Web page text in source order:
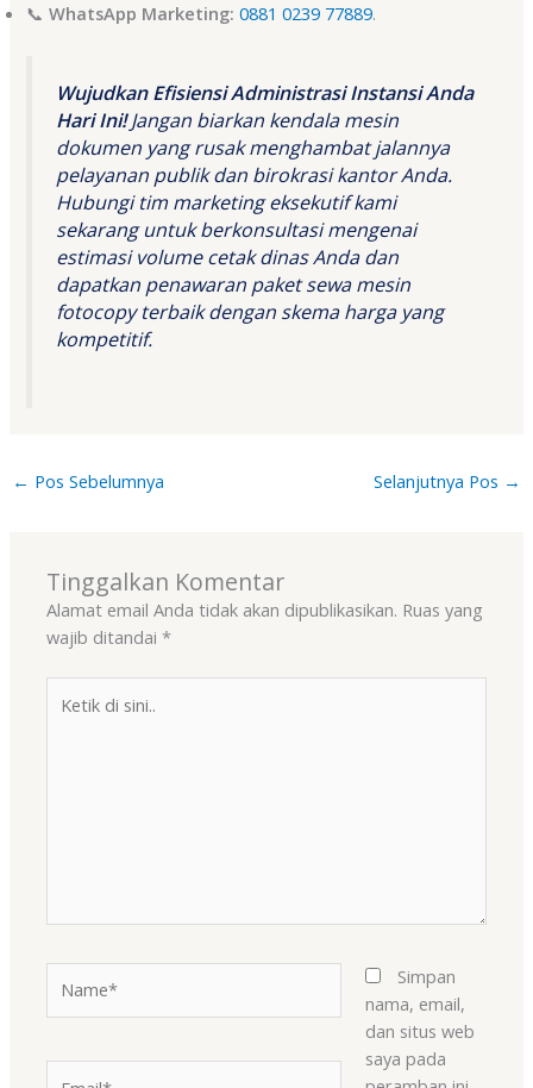
📞WhatsApp Marketing: 0881 0239 77889.
Wujudkan Efisiensi Administrasi Instansi Anda
Hari Ini!Jangan biarkan kendala mesin
dokumen yang rusak menghambat jalannya
pelayanan publik dan birokrasi kantor Anda.
Hubungi tim marketing eksekutif kami
sekarang untuk berkonsultasi mengenai
estimasi volume cetak dinas Anda dan
dapatkan penawaran paket sewa mesin
fotocopy terbaik dengan skema harga yang
kompetitif.
← Pos Sebelumnya Selanjutnya Pos →
Tinggalkan Komentar
Alamat email Anda tidak akan dipublikasikan. Ruas yang
wajib ditandai*
Simpan
nama, email,
dan situs web
saya pada